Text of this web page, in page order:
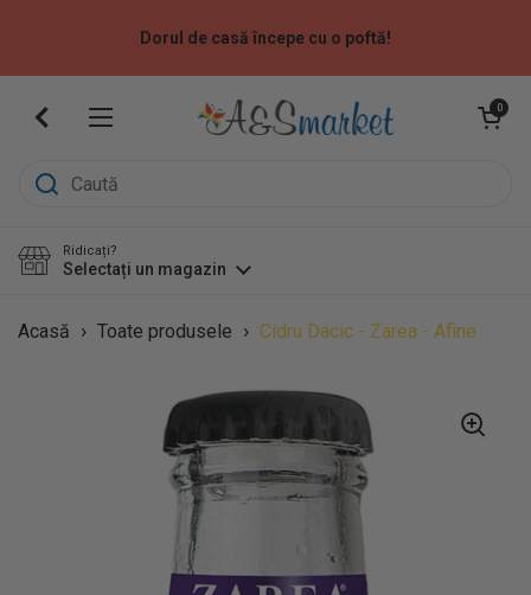
Dorul de casă începe cu o poftă!
Deschide meniu
Deschide
0
Ridicați?
Selectați un magazin
Acasă › Toate produsele › Cidru Dacic - Zarea - Afine